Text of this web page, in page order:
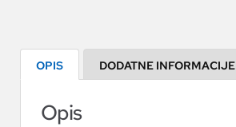
OPIS DODATNE INFORMACIJE
Opis